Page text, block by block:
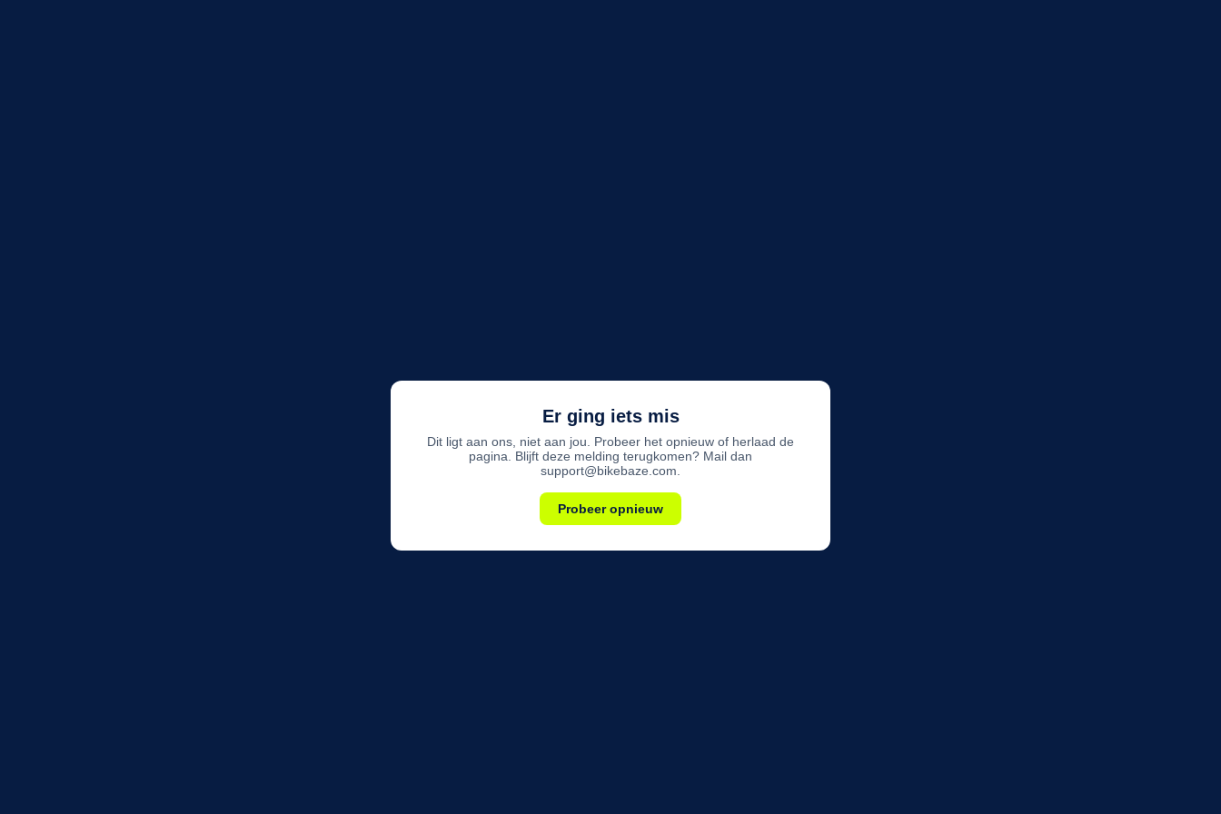
Er ging iets mis
Dit ligt aan ons, niet aan jou. Probeer het opnieuw of herlaad de
pagina. Blijft deze melding terugkomen? Mail dan
support@bikebaze.com.
Probeer opnieuw